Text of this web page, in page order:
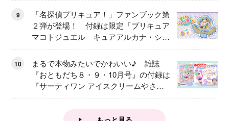
9
「名探偵プリキュア！」ファンブック第
２弾が登場！ 付録は限定「プリキュア
マコトジュエル キュアアルカナ・シャ
ドウ アイスver.」 キュアエクレールを
大特集！
10
まるで本物みたいでかわいい♪ 雑誌
『おともだち８・９・10月号』の付録は
『サーティワン アイスクリームやさ
ん』